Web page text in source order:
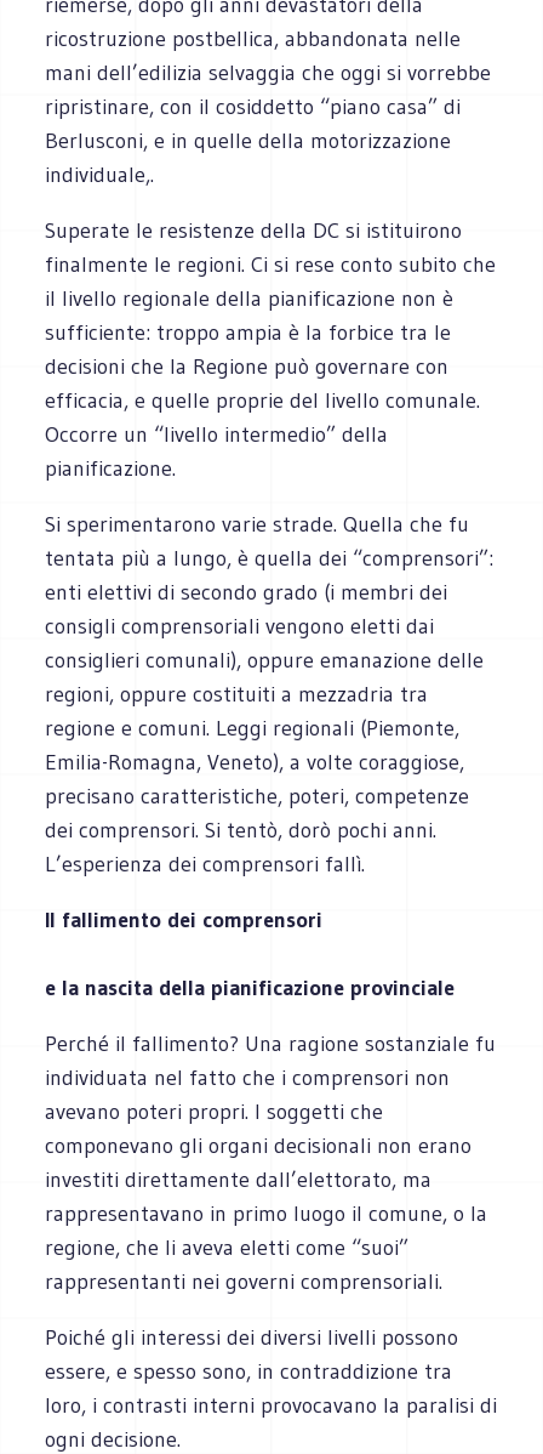
ricostruzione postbellica, abbandonata nelle
mani dell’edilizia selvaggia che oggi si vorrebbe
ripristinare, con il cosiddetto “piano casa” di
Berlusconi, e in quelle della motorizzazione
individuale,.
Superate le resistenze della DC si istituirono
finalmente le regioni. Ci si rese conto subito che
il livello regionale della pianificazione non è
sufficiente: troppo ampia è la forbice tra le
decisioni che la Regione può governare con
efficacia, e quelle proprie del livello comunale.
Occorre un “livello intermedio” della
pianificazione.
Si sperimentarono varie strade. Quella che fu
tentata più a lungo, è quella dei “comprensori”:
enti elettivi di secondo grado (i membri dei
consigli comprensoriali vengono eletti dai
consiglieri comunali), oppure emanazione delle
regioni, oppure costituiti a mezzadria tra
regione e comuni. Leggi regionali (Piemonte,
Emilia-Romagna, Veneto), a volte coraggiose,
precisano caratteristiche, poteri, competenze
dei comprensori. Si tentò, dorò pochi anni.
L’esperienza dei comprensori fallì.
Il fallimento dei comprensori
e la nascita della pianificazione provinciale
Perché il fallimento? Una ragione sostanziale fu
individuata nel fatto che i comprensori non
avevano poteri propri. I soggetti che
componevano gli organi decisionali non erano
investiti direttamente dall’elettorato, ma
rappresentavano in primo luogo il comune, o la
regione, che li aveva eletti come “suoi”
rappresentanti nei governi comprensoriali.
Poiché gli interessi dei diversi livelli possono
essere, e spesso sono, in contraddizione tra
loro, i contrasti interni provocavano la paralisi di
ogni decisione.